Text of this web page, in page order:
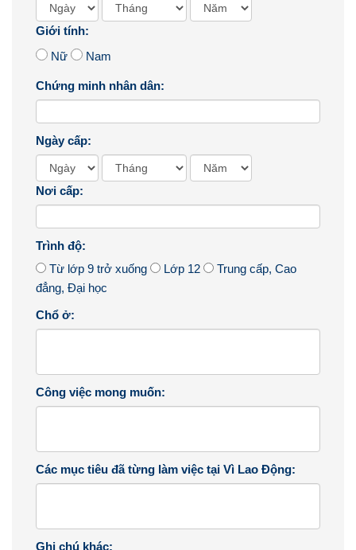
Giới tính:
Nữ
Nam
Chứng minh nhân dân:
Ngày cấp:
Nơi cấp:
Trình độ:
Từ lớp 9 trở xuống
Lớp 12
Trung cấp, Cao
đẳng, Đại học
Chổ ở:
Công việc mong muốn:
Các mục tiêu đã từng làm việc tại Vì Lao Động:
Ghi chú khác: